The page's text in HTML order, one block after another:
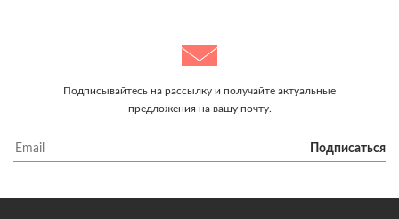
Подписывайтесь на рассылку и получайте актуальные
предложения на вашу почту.
Подписаться